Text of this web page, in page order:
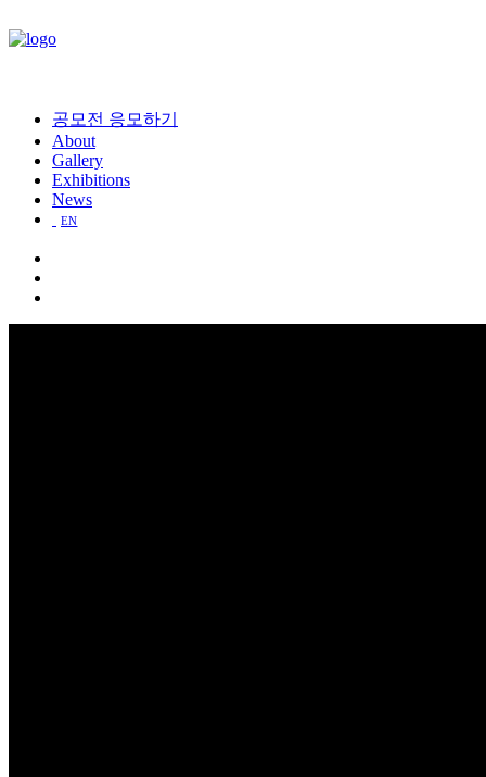
공모전 응모하기
About
Gallery
Exhibitions
News
EN